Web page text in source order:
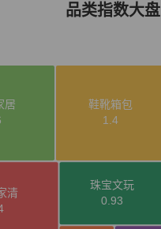
品类指数大盘